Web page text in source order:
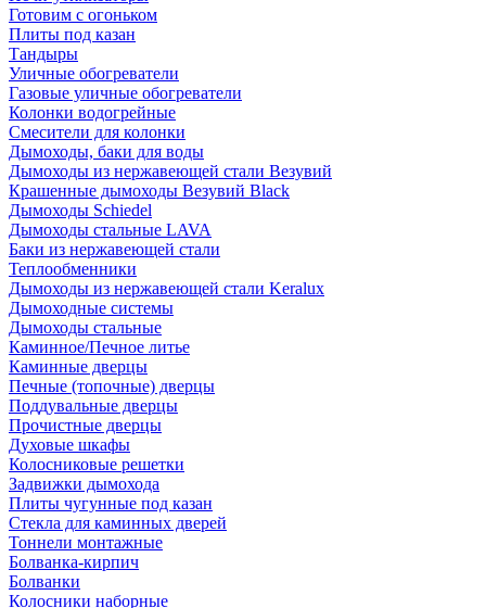
Готовим с огоньком
Плиты под казан
Тандыры
Уличные обогреватели
Газовые уличные обогреватели
Колонки водогрейные
Смесители для колонки
Дымоходы, баки для воды
Дымоходы из нержавеющей стали Везувий
Крашенные дымоходы Везувий Black
Дымоходы Schiedel
Дымоходы стальные LAVA
Баки из нержавеющей стали
Теплообменники
Дымоходы из нержавеющей стали Keralux
Дымоходные системы
Дымоходы стальные
Каминное/Печное литье
Каминные дверцы
Печные (топочные) дверцы
Поддувальные дверцы
Прочистные дверцы
Духовые шкафы
Колосниковые решетки
Задвижки дымохода
Плиты чугунные под казан
Стекла для каминных дверей
Тоннели монтажные
Болванка-кирпич
Болванки
Колосники наборные